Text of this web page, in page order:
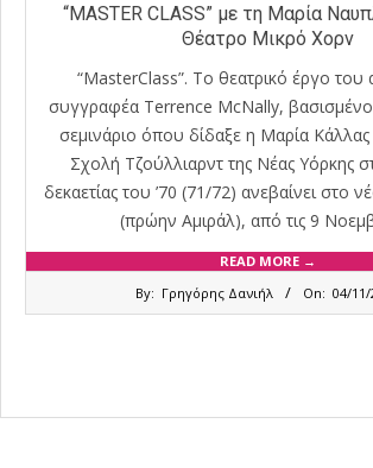
“MASTER CLASS” με τη Μαρία
Θέατρο Μικρό Χορν
“ΜasterClass”. Το θεατρικό έργο του
συγγραφέα Terrence McNally,
σεμινάριο όπου δίδαξε η Μαρία
Σχολή Τζούλλιαρντ της Νέας Υόρκης
δεκαετίας του ’70 (71/72) ανεβαίνει στο
(πρώην Αμιράλ), από τις 9
READ MORE →
By: Γρηγόρης Δανιήλ On: 04/11/